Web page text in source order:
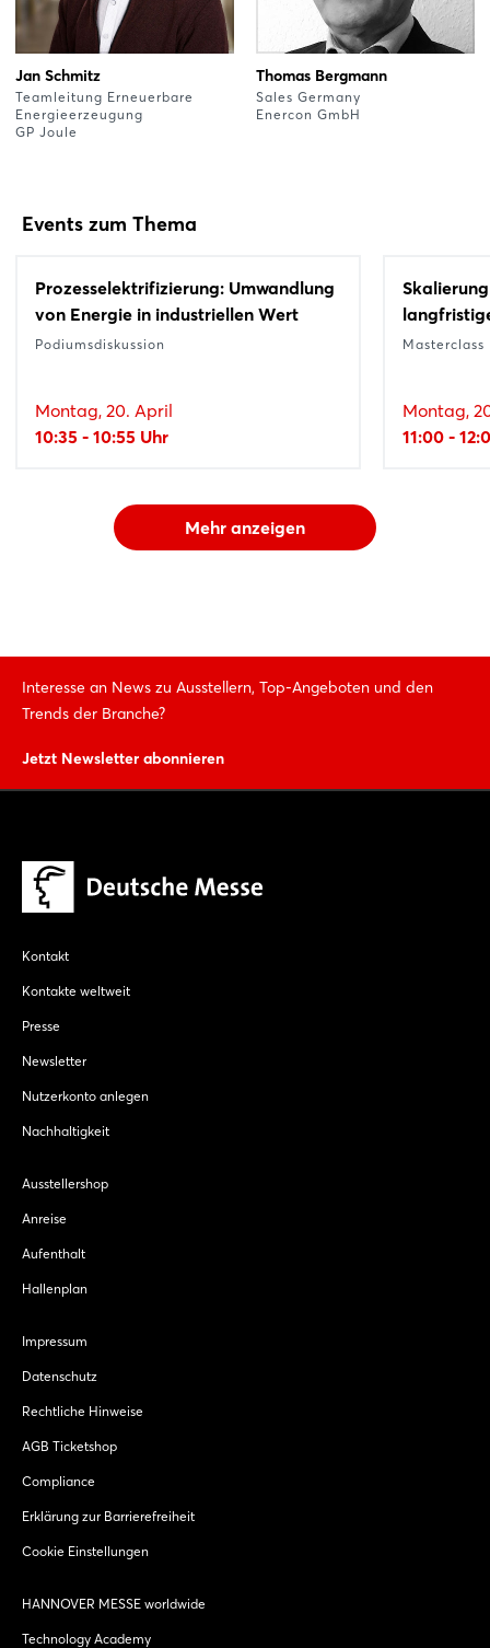
Jan Schmitz
Teamleitung Erneuerbare
Energieerzeugung
GP Joule
Thomas Bergmann
Sales Germany
Enercon GmbH
Events zum Thema
Prozesselektrifizierung: Umwandlung
von Energie in industriellen Wert
Podiumsdiskussion
Montag, 20. April
10:35 - 10:55 Uhr
Masterclass
Montag,
11:00 -
Mehr anzeigen
Interesse an News zu Ausstellern, Top-Angeboten und den
Trends der Branche?
Jetzt Newsletter abonnieren
Kontakt
Kontakte weltweit
Presse
Newsletter
Nutzerkonto anlegen
Nachhaltigkeit
Ausstellershop
Anreise
Aufenthalt
Hallenplan
Impressum
Datenschutz
Rechtliche Hinweise
AGB Ticketshop
Compliance
Erklärung zur Barrierefreiheit
Cookie Einstellungen
HANNOVER MESSE worldwide
Technology Academy